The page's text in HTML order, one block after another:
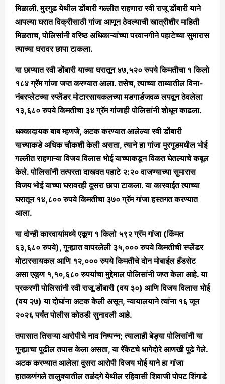
मिळाली. मुरगुड येथील डोंबारी गल्लीत राहणारा रवी राजू डोंबारी याने
आपल्या घरात विक्रीसाठी गांजा आणून ठेवल्याची खात्रीशीर माहिती
मिळताच, पोलिसांनी वरिष्ठ अधिकाऱ्यांच्या परवानगीने पहाटेच्या सुमारास
त्याच्या घरावर छापा टाकला.
या छाप्यात रवी डोंबारी याच्या घरातून ४७,५२० रुपये किमतीचा १ किलो
१८४ ग्रॅम गांजा जप्त करण्यात आला. तसेच, त्याच्या ताब्यातील विना-
नंबरप्लेटच्या स्प्लेंडर मोटारसायकलच्या मडगार्डजवळ लपवून ठेवलेला
१३,६८० रुपये किमतीचा ३४ ग्रॅम गांजाही पोलिसांनी शोधून काढला.
धक्कादायक बाब म्हणजे, अटक करण्यात आलेल्या रवी डोंबारी
याच्याकडे अधिक चौकशी केली असता, त्याने हा गांजा मुरगुडमधील भोई
गल्लीत राहणाऱ्या विजय विलास भोई याच्याकडून विकत घेतल्याचे कबूल
केले. पोलिसांनी तत्परता दाखवत पहाटे २:२० वाजण्याच्या सुमारास
विजय भोई याच्या घरावरही दुसरा छापा टाकला. या कारवाईत त्याच्या
घरातून १४,८०० रुपये किमतीचा ३७० ग्रॅम गांजा हस्तगत करण्यात
आला.
या दोन्ही कारवायांमध्ये एकूण १ किलो ५९२ ग्रॅम गांजा (किंमत
६३,६८० रुपये), गुन्ह्यात वापरलेली ३५,००० रुपये किमतीची स्प्लेंडर
मोटारसायकल आणि १२,००० रुपये किमतीचे दोन मोबाईल हँडसेट
असा एकूण १,१०,६८० रुपयांचा मुद्देमाल पोलिसांनी जप्त केला आहे. या
प्रकरणी पोलिसांनी रवी राजू डोंबारी (वय ३०) आणि विजय विलास भोई
(वय २७) या दोघांना अटक केली असून, न्यायालयाने त्यांना १६ जून
२०२६ पर्यंत पोलीस कोठडी सुनावली आहे.
तपासात तिसऱ्या आरोपीचे नाव निष्पन्न; त्यालाही बेड्या पोलिसांनी या
गुन्ह्याचा पुढील तपास केला असता, या रॅकेटचे धागेदोरे आणखी पुढे गेले.
अटक करण्यात आलेला दुसरा आरोपी विजय भोई याने हा गांजा
हातकणंगले तालुक्यातील तळंदगे येथील रहिवासी शिवाजी पोपट शिंगाडे